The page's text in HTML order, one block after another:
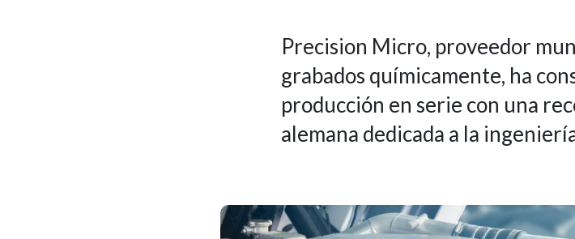
Precision Micro, proveedor
grabados químicamente, ha
producción en serie con una
alemana dedicada a la